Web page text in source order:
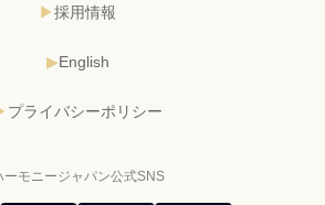
採用情報
English
プライバシーポリシー
ーモニージャパン公式SNS